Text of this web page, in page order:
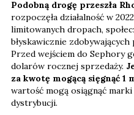
Podobną drogę przeszła
rozpoczęła działalność w
limitowanych dropach,
błyskawicznie
Przed wejściem do Sephory
dolarów rocznej sprzedaży.
za kwotę mogącą sięgnąć 1
wartość mogą osiągnąć
dystrybucji.